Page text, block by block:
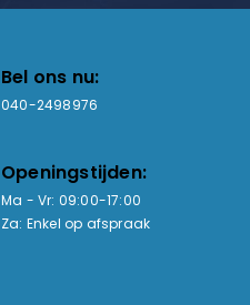
Bel ons nu:
040-2498976
Openingstijden:
Ma - Vr: 09:00-17:00
Za: Enkel op afspraak